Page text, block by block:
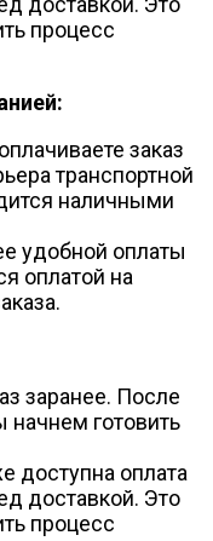
процесс
заказ
транспортной
наличными
удобной оплаты
оплатой на
заранее. После
готовить
доступна оплата
доставкой. Это
процесс